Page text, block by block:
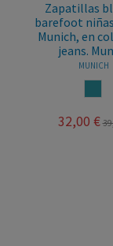
Zapatillas
barefoot
Munich, en
jeans.
MUNICH
32,00 €